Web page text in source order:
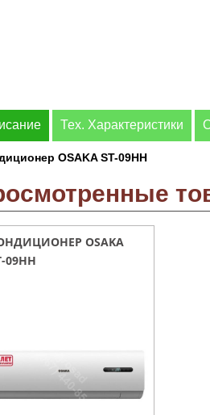
Тех. Характеристики
OSAKA ST-09HН
OSAKA
09HН